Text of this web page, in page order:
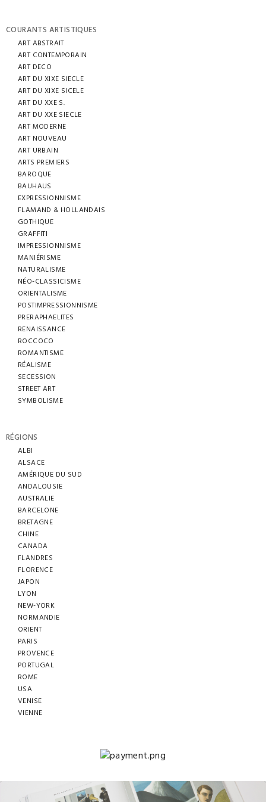
COURANTS ARTISTIQUES
ART ABSTRAIT
ART CONTEMPORAIN
ART DECO
ART DU XIXE SIECLE
ART DU XIXE SICELE
ART DU XXE S.
ART DU XXE SIECLE
ART MODERNE
ART NOUVEAU
ART URBAIN
ARTS PREMIERS
BAROQUE
BAUHAUS
EXPRESSIONNISME
FLAMAND & HOLLANDAIS
GOTHIQUE
GRAFFITI
IMPRESSIONNISME
MANIÉRISME
NATURALISME
NÉO-CLASSICISME
ORIENTALISME
POSTIMPRESSIONNISME
PRERAPHAELITES
RENAISSANCE
ROCCOCO
ROMANTISME
RÉALISME
SECESSION
STREET ART
SYMBOLISME
RÉGIONS
ALBI
ALSACE
AMÉRIQUE DU SUD
ANDALOUSIE
AUSTRALIE
BARCELONE
BRETAGNE
CHINE
CANADA
FLANDRES
FLORENCE
JAPON
LYON
NEW-YORK
NORMANDIE
ORIENT
PARIS
PROVENCE
PORTUGAL
ROME
USA
VENISE
VIENNE